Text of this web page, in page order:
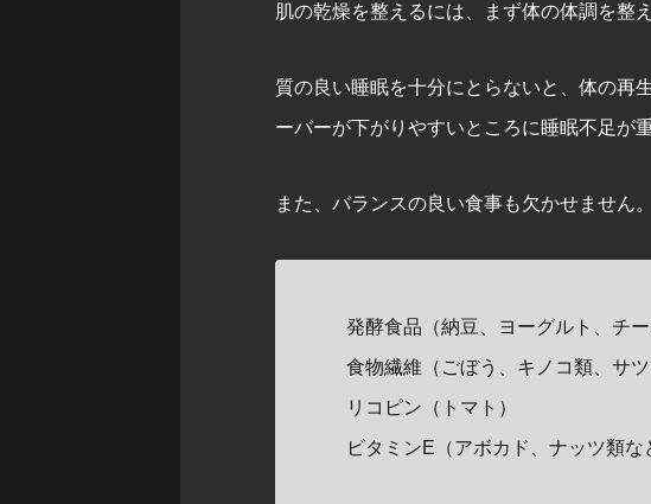
肌の乾燥を整えるには、まず体の体調を整
質の良い睡眠を十分にとらないと、体の再
ーバーが下がりやすいところに睡眠不足が
また、バランスの良い食事も欠かせません。
発酵食品（納豆、ヨーグルト、チー
食物繊維（ごぼう、キノコ類、サツ
リコピン（トマト）
ビタミンE（アボカド、ナッツ類な